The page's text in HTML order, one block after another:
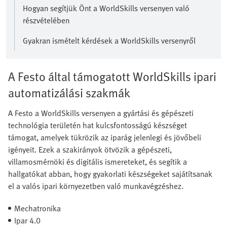
Hogyan segítjük Önt a WorldSkills versenyen való
részvételében
Gyakran ismételt kérdések a WorldSkills versenyről
A Festo által támogatott WorldSkills ipari
automatizálási szakmák
A Festo a WorldSkills versenyen a gyártási és gépészeti
technológia területén hat kulcsfontosságú készséget
támogat, amelyek tükrözik az iparág jelenlegi és jövőbeli
igényeit. Ezek a szakirányok ötvözik a gépészeti,
villamosmérnöki és digitális ismereteket, és segítik a
hallgatókat abban, hogy gyakorlati készségeket sajátítsanak
el a valós ipari környezetben való munkavégzéshez.
Mechatronika
Ipar 4.0